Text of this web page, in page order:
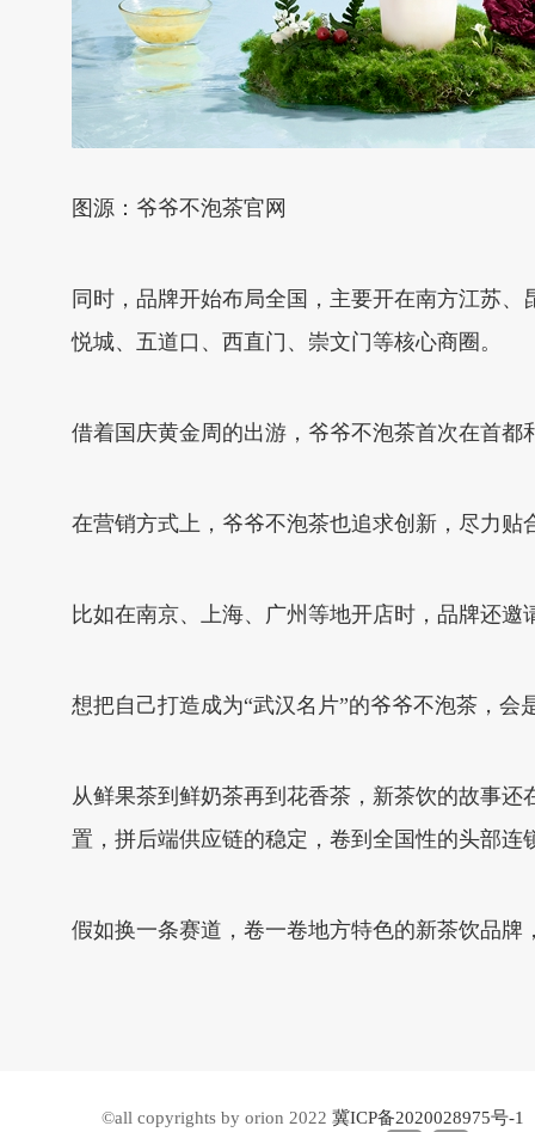
图源：爷爷不泡茶官网
同时，品牌开始布局全国，主要开在南方江苏
悦城、五道口、西直门、崇文门等核心商圈。
借着国庆黄金周的出游，爷爷不泡茶首次在首都
在营销方式上，爷爷不泡茶也追求创新，尽力
比如在南京、上海、广州等地开店时，品牌还
想把自己打造成为“武汉名片”的爷爷不泡茶，会
从鲜果茶到鲜奶茶再到花香茶，新茶饮的故事
置，拼后端供应链的稳定，卷到全国性的头部连
假如换一条赛道，卷一卷地方特色的新茶饮品牌
©all copyrights by orion 2022 冀ICP备2020028975号-1